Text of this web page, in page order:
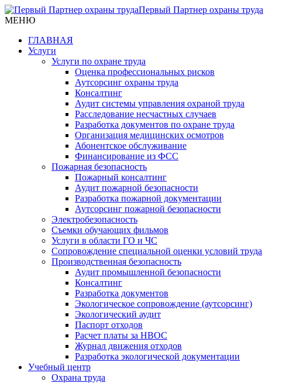
Первый Партнер охраны труда
МЕНЮ
ГЛАВНАЯ
Услуги
Услуги по охране труда
Оценка профессиональных рисков
Аутсорсинг охраны труда
Консалтинг
Аудит системы управления охраной труда
Расследование несчастных случаев
Разработка документов по охране труда
Организация медицинских осмотров
Абонентское обслуживание
Финансирование из ФСС
Пожарная безопасность
Пожарный консалтинг
Аудит пожарной безопасности
Разработка пожарной документации
Аутсорсинг пожарной безопасности
Электробезопасность
Съемки обучающих фильмов
Услуги в области ГО и ЧС
Сопровождение специальной оценки условий труда
Производственная безопасность
Аудит промышленной безопасности
Консалтинг
Разработка документов
Экологическое сопровождение (аутсорсинг)
Экологический аудит
Паспорт отходов
Расчет платы за НВОС
Журнал движения отходов
Разработка экологической документации
Учебный центр
Охрана труда